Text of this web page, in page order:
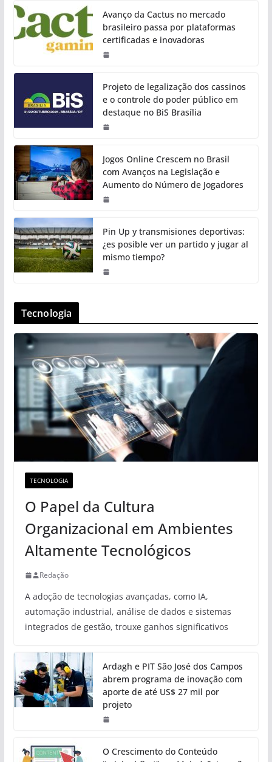
Avanço da Cactus no mercado
brasileiro passa por plataformas
certificadas e inovadoras
Projeto de legalização dos cassinos
e o controle do poder público em
destaque no BiS Brasília
Jogos Online Crescem no Brasil
com Avanços na Legislação e
Aumento do Número de Jogadores
Pin Up y transmisiones deportivas:
¿es posible ver un partido y jugar al
mismo tiempo?
Tecnologia
TECNOLOGIA
O Papel da Cultura
Organizacional em Ambientes
Altamente Tecnológicos
Redação
A adoção de tecnologias avançadas, como IA,
automação industrial, análise de dados e sistemas
integrados de gestão, trouxe ganhos significativos
Ardagh e PIT São José dos Campos
abrem programa de inovação com
aporte de até US$ 27 mil por
projeto
O Crescimento do Conteúdo